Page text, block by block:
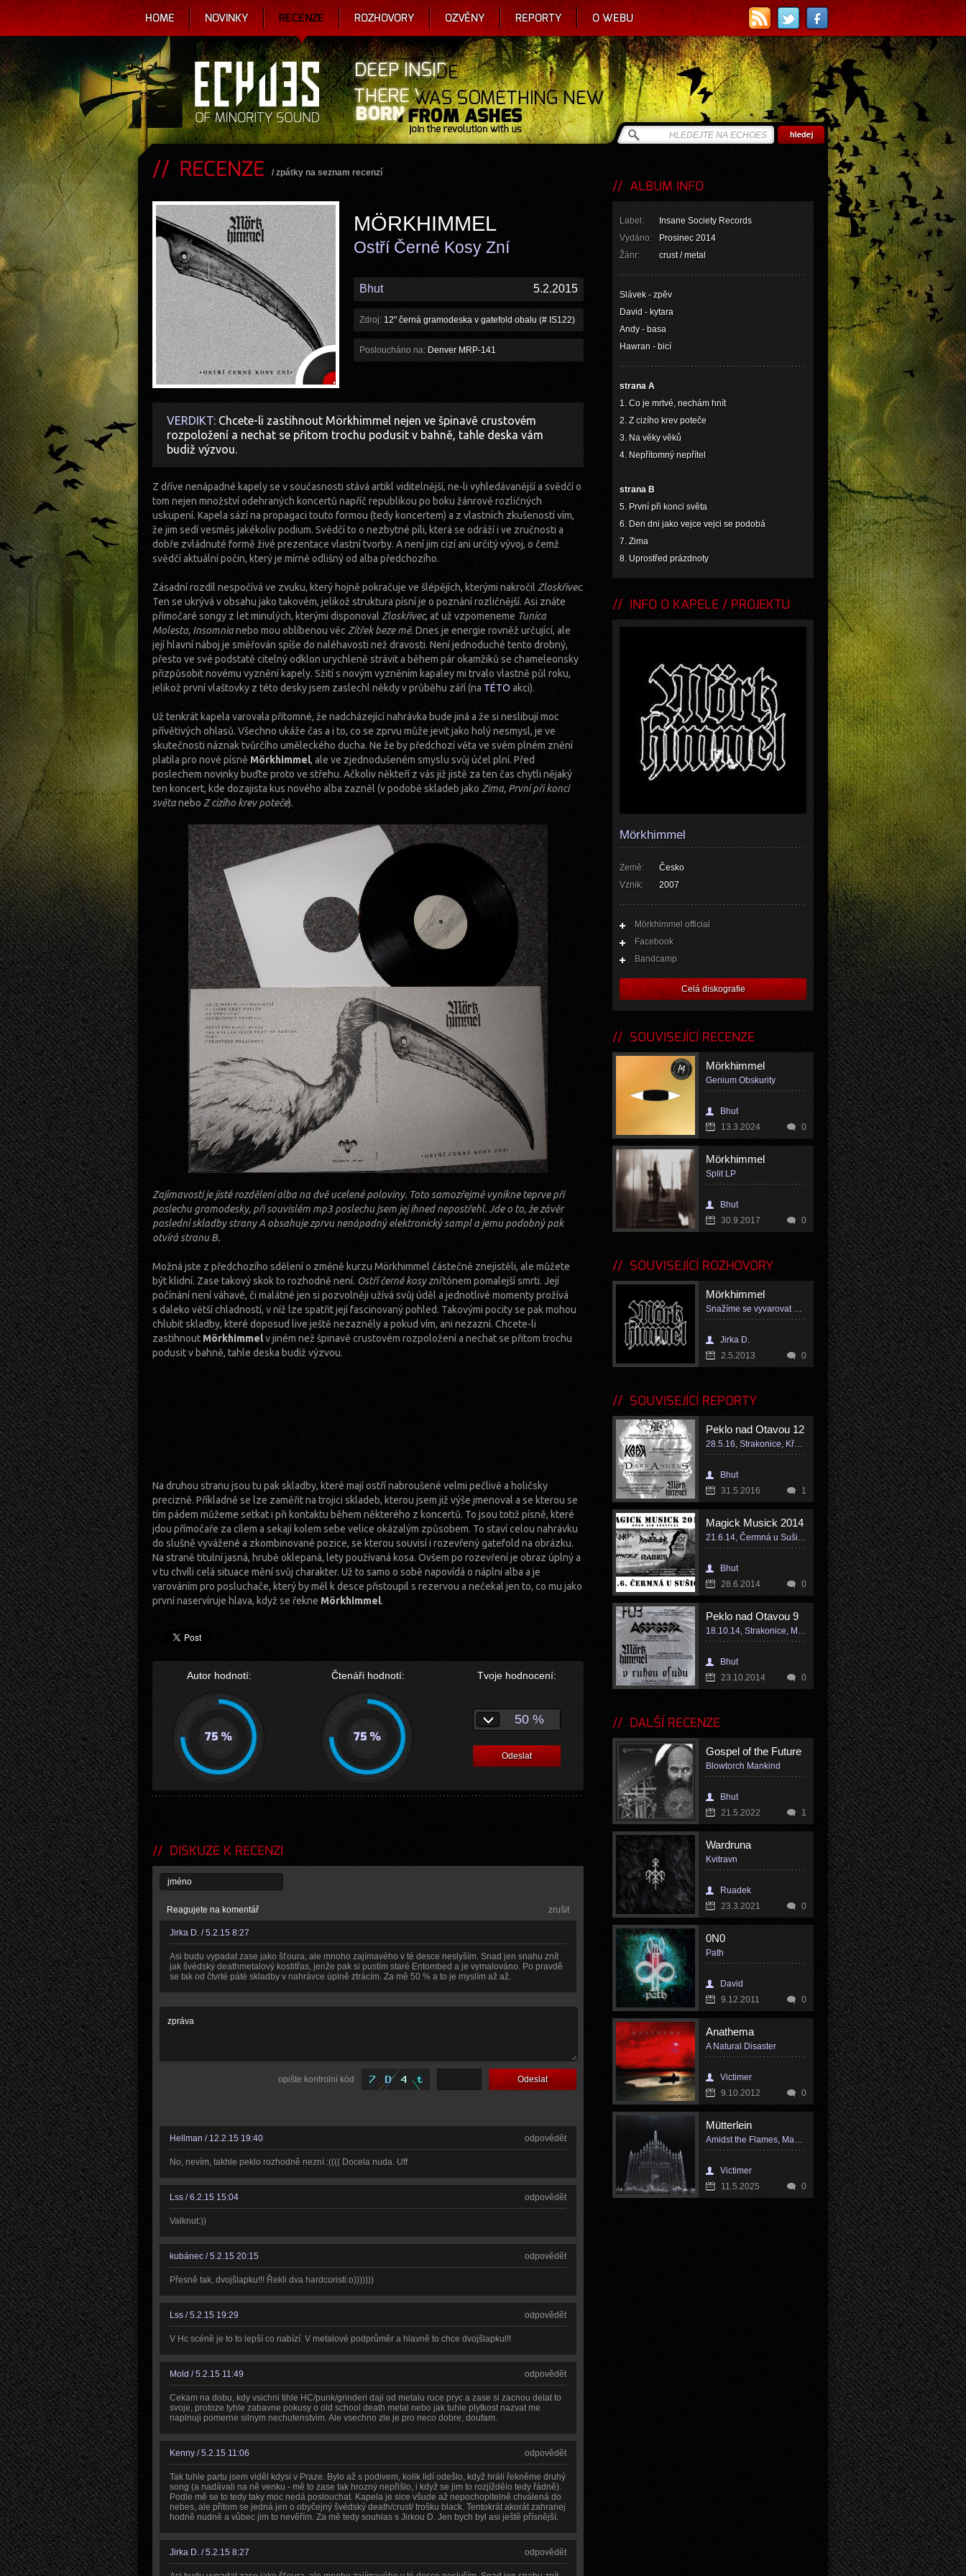
HOME NOVINKY RECENZE ROZHOVORY OZVĚNY REPORTY O WEBU
RECENZE / zpátky na seznam recenzí
MÖRKHIMMEL
Ostří Černé Kosy Zní
Bhut 5.2.2015
Zdroj: 12" černá gramodeska v gatefold obalu (# IS122)
Posloucháno na: Denver MRP-141
VERDIKT: Chcete-li zastihnout Mörkhimmel nejen ve špinavě crustovém
rozpoložení a nechat se přitom trochu podusit v bahně, tahle deska vám
budiž výzvou.
Z dříve nenápadné kapely se v současnosti stává artikl viditelnější, ne-li vyhledávanější a svědčí o
tom nejen množství odehraných koncertů napříč republikou po boku žánrově rozličných
uskupení. Kapela sází na propagaci touto formou (tedy koncertem) a z vlastních zkušeností vím,
že jim sedí vesměs jakékoliv podium. Svědčí to o nezbytné píli, která se odráží i ve zručnosti a
dobře zvládnuté formě živé prezentace vlastní tvorby. A není jim cizí ani určitý vývoj, o čemž
svědčí aktuální počin, který je mírně odlišný od alba předchozího.
Zásadní rozdíl nespočívá ve zvuku, který hojně pokračuje ve šlépějích, kterými nakročil Zloskřivec.
Ten se ukrývá v obsahu jako takovém, jelikož struktura písní je o poznání rozličnější. Asi znáte
přímočaré songy z let minulých, kterými disponoval Zloskřivec, ať už vzpomeneme Tunica
Molesta, Insomnianebo mou oblíbenou věc Zítřek beze mě. Dnes je energie rovněž určující, ale
její hlavní náboj je směřován spíše do naléhavosti než dravosti. Není jednoduché tento drobný,
přesto ve své podstatě citelný odklon urychleně strávit a během pár okamžiků se chameleonsky
přizpůsobit novému vyznění kapely. Sžití s novým vyzněním kapaley mi trvalo vlastně půl roku,
jelikož první vlaštovky z této desky jsem zaslechl někdy v průběhu září (na TÉTO akci).
Už tenkrát kapela varovala přítomné, že nadcházející nahrávka bude jiná a že si neslibují moc
přívětivých ohlasů. Všechno ukáže čas a i to, co se zprvu může jevit jako holý nesmysl, je ve
skutečnosti náznak tvůrčího uměleckého ducha. Ne že by předchozí věta ve svém plném znění
platila pro nové písně Mörkhimmel, ale ve zjednodušeném smyslu svůj účel plní. Před
poslechem novinky buďte proto ve střehu. Ačkoliv někteří z vás již jistě za ten čas chytli nějaký
ten koncert, kde dozajista kus nového alba zazněl (v podobě skladeb jako Zima, První při konci
světanebo Z cizího krev poteče).
Zajímavosti je jisté rozdělení alba na dvě ucelené poloviny. Toto samozřejmě vynikne teprve při
poslechu gramodesky, při souvislém mp3 poslechu jsem jej ihned nepostřehl. Jde o to, že závěr
poslední skladby strany A obsahuje zprvu nenápadný elektronický sampl a jemu podobný pak
otvírá stranu B.
Možná jste z předchozího sdělení o změně kurzu Mörkhimmel částečně znejistěli, ale můžete
být klidní. Zase takový skok to rozhodně není. Ostří černé kosy znítónem pomalejší smrti. Její
počínání není váhavé, či malátné jen si pozvolněji užívá svůj úděl a jednotlivé momenty prožívá
s daleko větší chladností, v níž lze spatřit její fascinovaný pohled. Takovými pocity se pak mohou
chlubit skladby, které doposud live ještě nezazněly a pokud vím, ani nezazní. Chcete-li
zastihnout Mörkhimmelv jiném než špinavě crustovém rozpoložení a nechat se přitom trochu
podusit v bahně, tahle deska budiž výzvou.
Na druhou stranu jsou tu pak skladby, které mají ostří nabroušené velmi pečlivě a holičsky
precizně. Příkladně se lze zaměřit na trojici skladeb, kterou jsem již výše jmenoval a se kterou se
tím pádem můžeme setkat i při kontaktu během některého z koncertů. To jsou totiž písně, které
jdou přímočaře za cílem a sekají kolem sebe velice okázalým způsobem. To staví celou nahrávku
do slušně vyvážené a zkombinované pozice, se kterou souvisí i rozevřený gatefold na obrázku.
Na straně titulní jasná, hrubě oklepaná, lety používaná kosa. Ovšem po rozevření je obraz úplný a
v tu chvíli celá situace mění svůj charakter. Už to samo o sobě napovídá o náplni alba a je
varováním pro posluchače, který by měl k desce přistoupil s rezervou a nečekal jen to, co mu jako
první naservíruje hlava, když se řekne Mörkhimmel.
Autor hodnotí: Čtenáři hodnotí: Tvoje hodnocení:
50 %
Odeslat
DISKUZE K RECENZI
zrušit
Reagujete na komentář
Jirka D. / 5.2.15 8:27
Asi budu vypadat zase jako šťoura, ale mnoho zajímavého v té desce neslyším. Snad jen snahu znít
jak švédský deathmetalový kostitřas, jenže pak si pustím staré Entombed a je vymalováno. Po pravdě
se tak od čtvrté páté skladby v nahrávce úplně ztrácím. Za mě 50 % a to je myslím až až.
opište kontrolní kód
Hellman / 12.2.15 19:40 odpovědět
No, nevím, takhle peklo rozhodně nezní :(((( Docela nuda. Uff
Lss / 6.2.15 15:04 odpovědět
Valknut:))
kubánec / 5.2.15 20:15 odpovědět
Přesně tak, dvojšlapku!!! Řekli dva hardcoristi:o)))))))
Lss / 5.2.15 19:29 odpovědět
V Hc scéně je to to lepší co nabízí. V metalové podprůměr a hlavně to chce dvojšlapkul!!
Mold / 5.2.15 11:49 odpovědět
Cekam na dobu, kdy vsichni tihle HC/punk/grinderi daji od metalu ruce pryc a zase si zacnou delat to
svoje, protoze tyhle zabavne pokusy o old school death metal nebo jak tuhle plytkost nazvat me
naplnuji pomerne silnym nechutenstvim. Ale vsechno zle je pro neco dobre, doufam.
Kenny / 5.2.15 11:06 odpovědět
Tak tuhle partu jsem viděl kdysi v Praze. Bylo až s podivem, kolik lidí odešlo, když hráli řekněme druhý
song (a nadávali na ně venku - mě to zase tak hrozný nepřišlo, i když se jim to rozjíždělo tedy řádně).
Podle mě se to tedy taky moc nedá poslouchat. Kapela je sice všude až nepochopitelně chválená do
nebes, ale přitom se jedná jen o obyčejný švédský death/crust/ trošku black. Tentokrát akorát zahranej
hodně nudně a vůbec jim to nevěřím. Za mě tedy souhlas s Jirkou D. Jen bych byl asi ještě přísnější.
Jirka D. / 5.2.15 8:27 odpovědět
ALBUM INFO
Label:
Insane Society Records
Vydáno:
Prosinec 2014
Žánr:
crust / metal
Slávek - zpěv
David - kytara
Andy - basa
Hawran - bicí
strana A
1. Co je mrtvé, nechám hnít
2. Z cizího krev poteče
3. Na věky věků
4. Nepřítomný nepřítel
strana B
5. První při konci světa
6. Den dni jako vejce vejci se podobá
7. Zima
8. Uprostřed prázdnoty
INFO O KAPELE / PROJEKTU
Mörkhimmel
Země:
Česko
Vznik:
2007
Mörkhimmel official
Facebook
Bandcamp
Celá diskografie
SOUVISEJÍCÍ RECENZE
Mörkhimmel
Genium Obskurity
Bhut
13.3.2024
0
Mörkhimmel
Split LP
Bhut
30.9.2017
0
SOUVISEJÍCÍ ROZHOVORY
Mörkhimmel
Snažíme se vyvarovat přístupu založenýmu na napodobování vzorů
Jirka D.
2.5.2013
0
SOUVISEJÍCÍ REPORTY
Peklo nad Otavou 12
28.5.16, Strakonice, Křemelka
Bhut
31.5.2016
1
Magick Musick 2014
21.6.14, Čermná u Sušice, Bouda
Bhut
28.6.2014
0
Peklo nad Otavou 9
18.10.14, Strakonice, Music bar Křemelka
Bhut
23.10.2014
0
DALŠÍ RECENZE
Gospel of the Future
Blowtorch Mankind
Bhut
21.5.2022
1
Wardruna
Kvitravn
Ruadek
23.3.2021
0
0N0
Path
David
9.12.2011
0
Anathema
A Natural Disaster
Victimer
9.10.2012
0
Mütterlein
Amidst the Flames, May Our Organs Resound
Victimer
11.5.2025
0